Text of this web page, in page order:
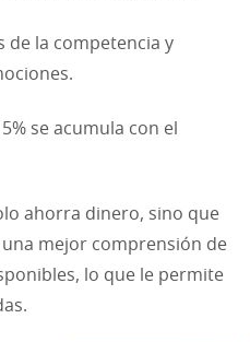
de la competencia y
se acumula con el
ahorra dinero, sino que
mejor comprensión de
lo que le permite